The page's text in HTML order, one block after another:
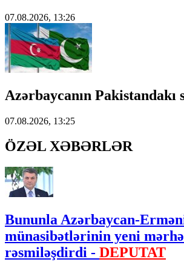
07.08.2026, 13:26
Azərbaycanın
07.08.2026, 13:25
ÖZƏL XƏBƏRLƏR
Bununla Azərbaycan-
münasibətlərinin yeni
rəsmiləşdirdi - DEPUTAT